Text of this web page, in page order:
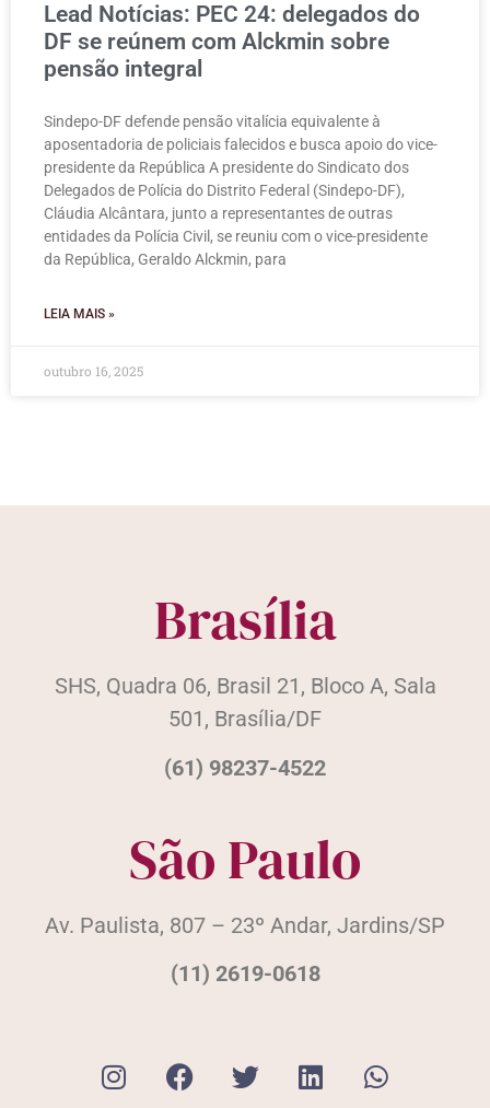
Lead Notícias: PEC 24: delegados do
DF se reúnem com Alckmin sobre
pensão integral
Sindepo-DF defende pensão vitalícia equivalente à
aposentadoria de policiais falecidos e busca apoio do vice-
presidente da República A presidente do Sindicato dos
Delegados de Polícia do Distrito Federal (Sindepo-DF),
Cláudia Alcântara, junto a representantes de outras
entidades da Polícia Civil, se reuniu com o vice-presidente
da República, Geraldo Alckmin, para
LEIA MAIS »
outubro 16, 2025
Brasília
SHS, Quadra 06, Brasil 21, Bloco A, Sala
501, Brasília/DF
(61) 98237-4522
São Paulo
Av. Paulista, 807 – 23º Andar, Jardins/SP
(11) 2619-0618